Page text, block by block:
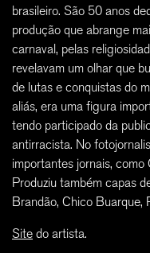
brasileiro. São 50 anos
produção que abrange
carnaval, pelas
revelavam um olhar que
de lutas e conquistas do
aliás, era uma figura
tendo participado da
antirracista. No
importantes jornais, como
Produziu também capas
Brandão, Chico Buarque,
Site do artista.